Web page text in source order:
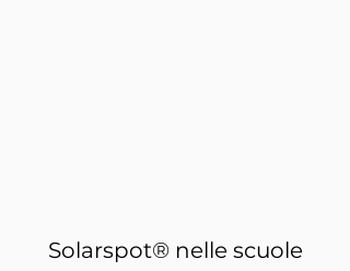
Solarspot® nelle scuole